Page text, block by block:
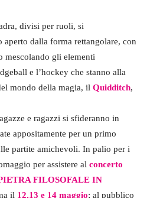
divisi per ruoli, si
dalla forma rettangolare, con
mescolando gli elementi
e l’hockey che stanno alla
mondo della magia, il Quidditch,
e ragazzi si sfideranno in
appositamente per un primo
partite amichevoli. In palio per i
per assistere al concerto
FILOSOFALE IN
il 12,13 e 14 maggio; al pubblico